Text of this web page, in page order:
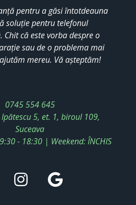
pentru a găsi întotdeauna
soluție pentru telefonul
că este vorba despre o
sau de o problema mai
mereu. Vă așteptăm!
0745 554 645
5, et. 1, biroul 109,
Suceava
- 18:30 | Weekend: ÎNCHIS